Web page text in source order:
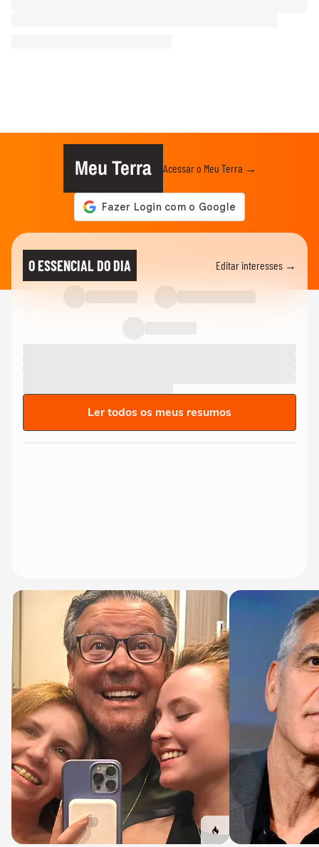
Meu Terra Acessar o Meu Terra →
O ESSENCIAL DO DIA Editar interesses →
Ler todos os meus resumos